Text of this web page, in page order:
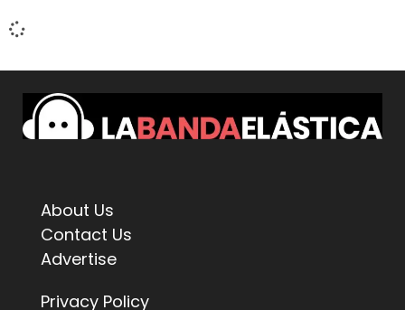
About Us
Contact Us
Advertise
Privacy Policy